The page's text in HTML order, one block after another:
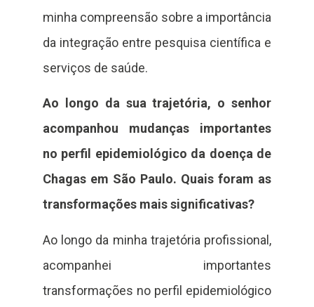
minha compreensão sobre a importância
da integração entre pesquisa científica e
serviços de saúde.
Ao longo da sua trajetória, o senhor
acompanhou mudanças importantes
no perfil epidemiológico da doença de
Chagas em São Paulo. Quais foram as
transformações mais significativas?
Ao longo da minha trajetória profissional,
acompanhei importantes
transformações no perfil epidemiológico